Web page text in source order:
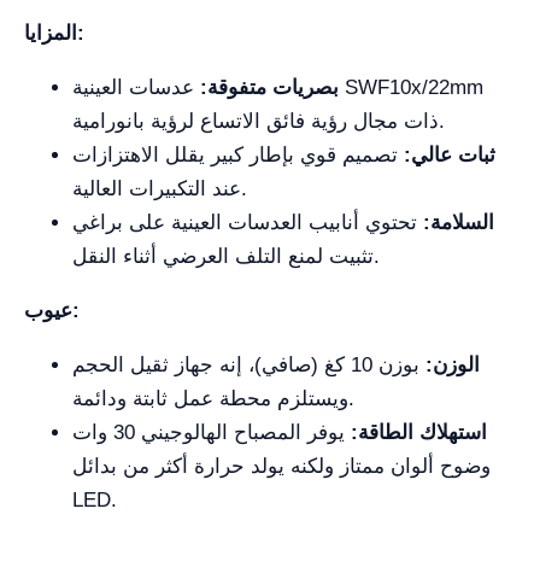
المزايا:
بصريات متفوقة: عدسات العينية SWF10x/22mm
ذات مجال رؤية فائق الاتساع لرؤية بانورامية.
ثبات عالي: تصميم قوي بإطار كبير يقلل الاهتزازات
عند التكبيرات العالية.
السلامة: تحتوي أنابيب العدسات العينية على براغي
تثبيت لمنع التلف العرضي أثناء النقل.
عيوب:
الوزن:
بوزن 10 كغ (صافي)، إنه جهاز ثقيل الحجم
ويستلزم محطة عمل ثابتة ودائمة.
استهلاك الطاقة:
يوفر المصباح الهالوجيني 30 وات
وضوح ألوان ممتاز ولكنه يولد حرارة أكثر من بدائل
LED.